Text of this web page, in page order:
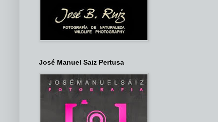
José Manuel Saiz Pertusa